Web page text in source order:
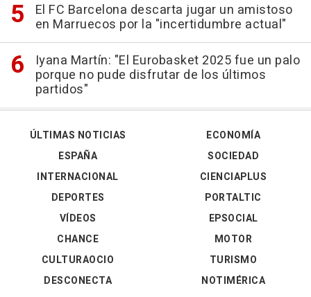
El FC Barcelona descarta jugar un amistoso
en Marruecos por la "incertidumbre actual"
Iyana Martín: "El Eurobasket 2025 fue un palo
porque no pude disfrutar de los últimos
partidos"
ÚLTIMAS NOTICIAS
ESPAÑA
INTERNACIONAL
DEPORTES
VÍDEOS
ECONOMÍA
SOCIEDAD
CIENCIAPLUS
PORTALTIC
EPSOCIAL
CHANCE
CULTURAOCIO
DESCONECTA
MOTOR
TURISMO
NOTIMÉRICA